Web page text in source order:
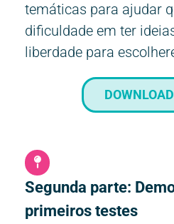
temáticas para ajudar
dificuldade em ter
liberdade para
Segunda parte:
primeiros testes